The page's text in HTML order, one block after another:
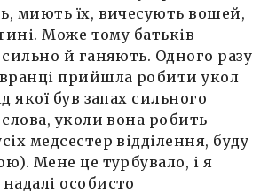
миють їх, вичесують вошей,
Може тому батьків-
сильно й ганяють. Одного разу
прийшла робити укол
якої був запах сильного
уколи вона робить
медсестер відділення, буду
Мене це турбувало, і я
особисто